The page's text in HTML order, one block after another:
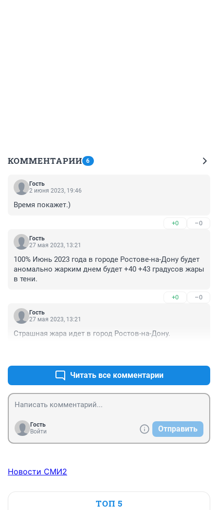
КОММЕНТАРИИ 6
Гость
2 июня 2023, 19:46
Время покажет.)
+0 –0
Гость
27 мая 2023, 13:21
100% Июнь 2023 года в городе Ростове-на-Дону будет
аномально жарким днем будет +40 +43 градусов жары
в тени.
+0 –0
Гость
27 мая 2023, 13:21
Страшная жара идет в город Ростов-на-Дону.
Читать все комментарии
Гость
Войти
Отправить
Новости СМИ2
ТОП 5